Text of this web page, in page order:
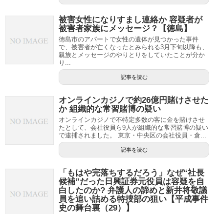
被害女性になりすまし連絡か 容疑者が
被害者家族にメッセージ？【徳島】
徳島市のアパートで女性の遺体が見つかった事件
で、被害者が亡くなったとみられる3月下旬以降も、
親族とメッセージのやりとりをしていたことが分か
り...
記事を読む
オンラインカジノで約26億円賭けさせた
か 組織的な常習賭博の疑い
オンラインカジノで不特定多数の客に金を賭けさせ
たとして、会社役員ら9人が組織的な常習賭博の疑い
で逮捕されました。 東京・中央区の会社役員・倉...
記事を読む
「もはや完落ちするだろう」なぜ“社長
候補”だった日興証券元役員は容疑を自
白したのか? 弁護人の諦めと新井将敬議
員を追い詰める特捜部の狙い【平成事件
史の舞台裏（29）】